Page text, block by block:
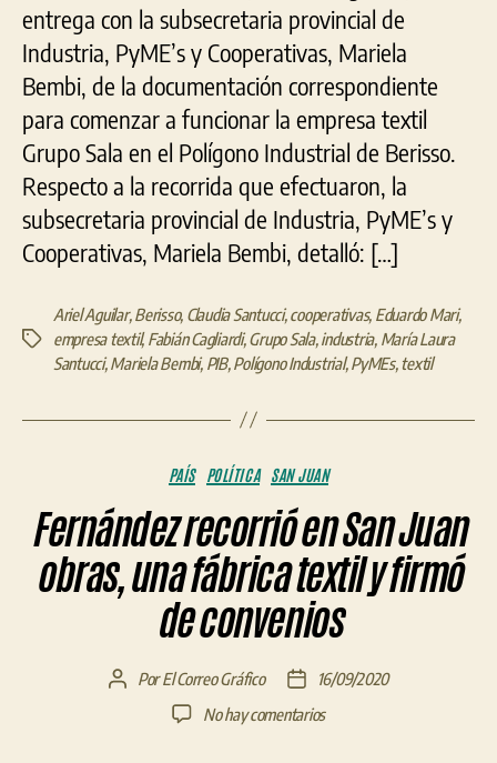
entrega con la subsecretaria provincial de
Industria, PyME’s y Cooperativas, Mariela
Bembi, de la documentación correspondiente
para comenzar a funcionar la empresa textil
Grupo Sala en el Polígono Industrial de Berisso.
Respecto a la recorrida que efectuaron, la
subsecretaria provincial de Industria, PyME’s y
Cooperativas, Mariela Bembi, detalló: […]
Etiquetas
Ariel Aguilar, Berisso, Claudia Santucci, cooperativas, Eduardo Mari,
empresa textil,Fabián Cagliardi, Grupo Sala, industria, María Laura
Santucci, Mariela Bembi, PIB, Polígono Industrial,PyMEs, textil
Categorías
PAÍS POLÍTICA SAN JUAN
Fernández recorrió en San Juan
obras, una fábrica textil y firmó
de convenios
AutorPorEl Correo Gráfico
Fecha
de
16/09/2020
No hay comentariosen